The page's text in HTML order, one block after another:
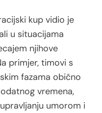
kup vidio je
u situacijama
njihove
primjer, timovi s
fazama obično
vremena,
umorom i